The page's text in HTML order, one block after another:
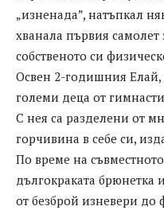
„изненада”, натъпкал
хванала първия
собственото си
Освен 2-годишния
големи деца от
С нея са разделени от
горчивина в себе си,
По време на
дългокраката брюнетка
от безброй изневери до